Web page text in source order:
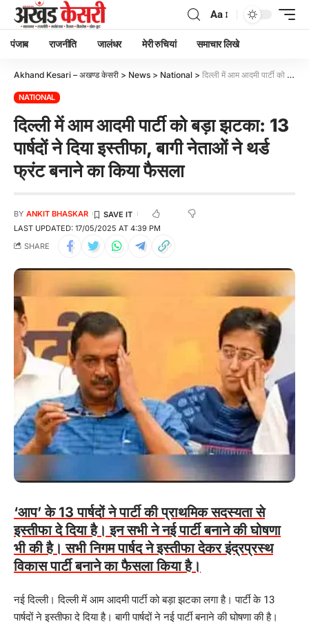
Aa
पंजाब राजनीति जालंधर मेरी रुचियां समाचार लिखे
Akhand Kesari – अखण्ड केसरी > News > National > दिल्ली में आम आदमी पार्टी को बड़ा झटका: 13 पार्षदों ने दिया इस्तीफा, बागी नेताओं ने थर्ड फ्रंट बनाने का किया फैसला
NATIONAL
दिल्ली में आम आदमी पार्टी को बड़ा झटका: 13
पार्षदों ने दिया इस्तीफा, बागी नेताओं ने थर्ड
फ्रंट बनाने का किया फैसला
LAST UPDATED: 17/05/2025 AT 4:39 PM
BY ANKIT BHASKAR
SHARE
‘आप’ के 13 पार्षदों ने पार्टी की प्राथमिक सदस्यता से
इस्तीफा दे दिया है। इन सभी ने नई पार्टी बनाने की घोषणा
भी की है। सभी निगम पार्षद ने इस्तीफा देकर इंद्रप्रस्थ
विकास पार्टी बनाने का फैसला किया है।
नई दिल्ली। दिल्ली में आम आदमी पार्टी को बड़ा झटका लगा है। पार्टी के 13
पार्षदों ने इस्तीफा दे दिया है। बागी पार्षदों ने नई पार्टी बनाने की घोषणा की है।